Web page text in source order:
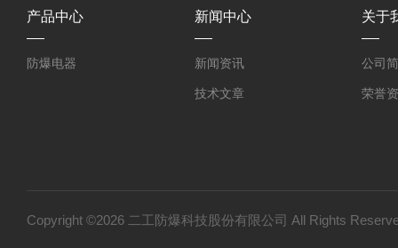
产品中心
防爆电器
新闻中心
新闻资讯
技术文章
关于
公司
荣誉
Copyright ©2026 二工防爆科技股份有限公司 All Rights